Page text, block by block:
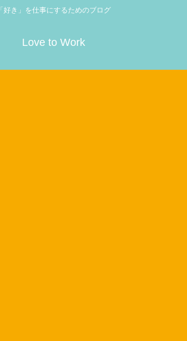
「好き」を仕事にするためのブログ
Love to Work